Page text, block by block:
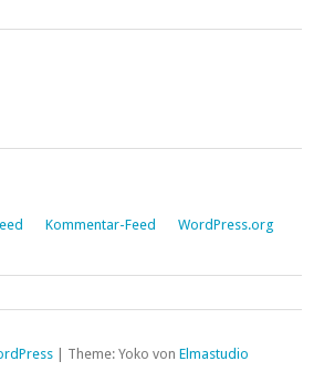
Kommentar-Feed WordPress.org
Theme: Yoko von Elmastudio